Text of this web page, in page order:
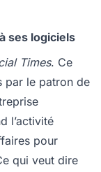
ses logiciels
Times. Ce
par le patron de
l’activité
pour
qui veut dire